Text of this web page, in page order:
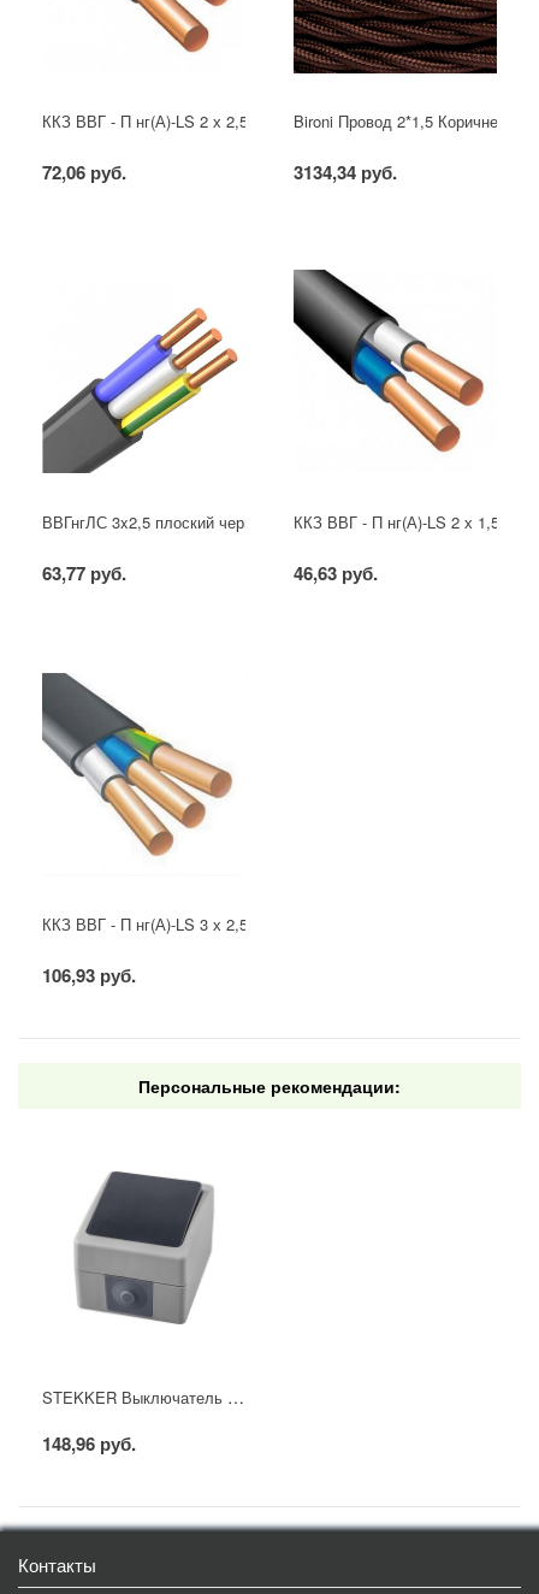
ККЗ ВВГ - П нг(А)-LS 2 х 2,5 ГОСТ
72,06 руб.
Bironi Провод 2*1,5 Коричневый
3134,34 руб.
ВВГнгЛС 3x2,5 плоский черный
63,77 руб.
ККЗ ВВГ - П нг(А)-LS 2 х 1,5
46,63 руб.
ККЗ ВВГ - П нг(А)-LS 3 х 2,5 ГОСТ
106,93 руб.
Персональные рекомендации:
STEKKER Выключатель одноклавишный, 250В, 10А, IP54, серия Велена, PSW10-111-54, серый/графит
148,96 руб.
Контакты